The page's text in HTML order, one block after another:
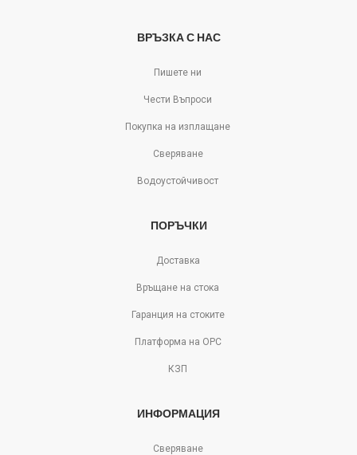
ВРЪЗКА С НАС
Пишете ни
Чести Въпроси
Покупка на изплащане
Сверяване
Водоустойчивост
ПОРЪЧКИ
Доставка
Връщане на стока
Гаранция на стоките
Платформа на ОРС
КЗП
ИНФОРМАЦИЯ
Сверяване